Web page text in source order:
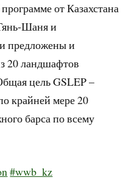
от Казахстана
Шаня и
предложены и
20 ландшафтов
цель GSLEP –
крайней мере 20
барса по всему
#wwb_kz